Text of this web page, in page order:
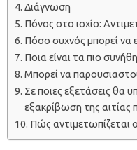
Διάγνωση
Πόνος στο ισχίο:
Πόσο συχνός μπορεί να
Ποια είναι τα πιο
Μπορεί να
Σε ποιες εξετάσεις θα
εξακρίβωση της αιτίας
Πώς αντιμετωπίζεται